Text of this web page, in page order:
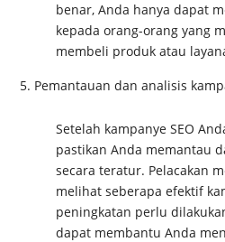
benar, Anda hanya dapat
kepada orang-orang yang
membeli produk atau
Pemantauan dan analisis
Setelah kampanye SEO
pastikan Anda memantau
secara teratur. Pelacakan
melihat seberapa efektif
peningkatan perlu
dapat membantu Anda